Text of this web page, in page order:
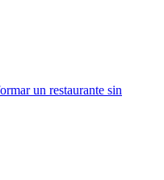
un restaurante sin